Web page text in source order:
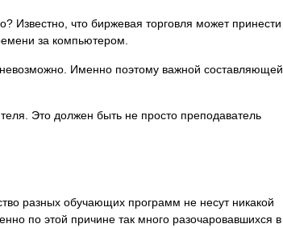
Известно, что биржевая торговля может принести
за компьютером.
невозможно. Именно поэтому важной составляющей
Это должен быть не просто преподаватель
разных обучающих программ не несут никакой
по этой причине так много разочаровавшихся в